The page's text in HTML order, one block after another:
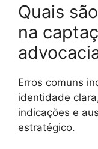
Quais
na
Erros comuns
identidade
indicações e
estratégico.